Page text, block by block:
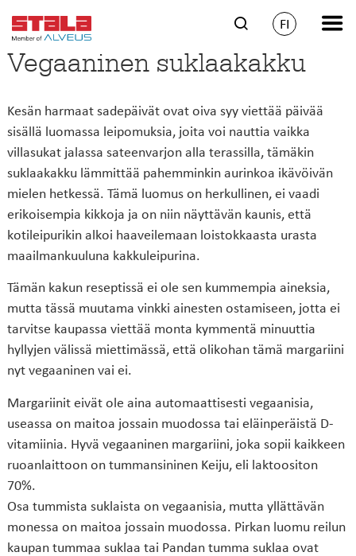
FI
Vegaaninen suklaakakku
Kesän harmaat sadepäivät ovat oiva syy viettää päivää
sisällä luomassa leipomuksia, joita voi nauttia vaikka
villasukat jalassa sateenvarjon alla terassilla, tämäkin
suklaakakku lämmittää pahemminkin aurinkoa ikävöivän
mielen hetkessä. Tämä luomus on herkullinen, ei vaadi
erikoisempia kikkoja ja on niin näyttävän kaunis, että
kotileipurikin alkoi haaveilemaan loistokkaasta urasta
maailmankuuluna kakkuleipurina.
Tämän kakun reseptissä ei ole sen kummempia aineksia,
mutta tässä muutama vinkki ainesten ostamiseen, jotta ei
tarvitse kaupassa viettää monta kymmentä minuuttia
hyllyjen välissä miettimässä, että olikohan tämä margariini
nyt vegaaninen vai ei.
Margariinit eivät ole aina automaattisesti vegaanisia,
useassa on maitoa jossain muodossa tai eläinperäistä D-
vitamiinia. Hyvä vegaaninen margariini, joka sopii kaikkeen
ruoanlaittoon on tummansininen Keiju, eli laktoositon
70%.
Osa tummista suklaista on vegaanisia, mutta yllättävän
monessa on maitoa jossain muodossa. Pirkan luomu reilun
kaupan tummaa suklaa tai Pandan tumma suklaa ovat